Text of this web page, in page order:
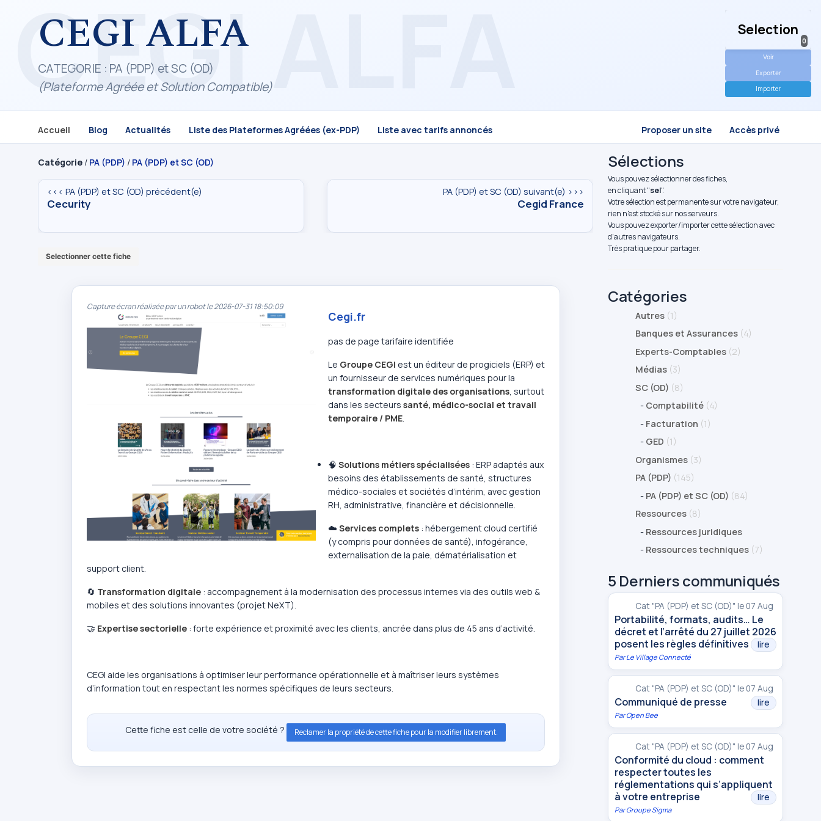
CEGI ALFA
CATEGORIE : PA (PDP) et SC (OD)
(Plateforme Agréée et Solution Compatible)
Accueil Blog Actualités Liste des Plateformes Agréées (ex-PDP) Liste avec tarifs annoncés Proposer un site Accès privé
Selection
0
Voir
Exporter
Importer
Catégorie / PA (PDP) / PA (PDP) et SC (OD)
<<< PA (PDP) et SC (OD) précédent(e)
Cecurity
PA (PDP) et SC (OD) suivant(e) >>>
Cegid France
Selectionner cette fiche
Capture écran réalisée par un robot le 2026-07-31 18:50:09
Cegi.fr
pas de page tarifaire identifiée
Le Groupe CEGI est un éditeur de progiciels (ERP) et
un fournisseur de services numériques pour la
transformation digitale des organisations, surtout
dans les secteurs santé, médico-social et travail
temporaire / PME.
🧠 Solutions métiers spécialisées: ERP adaptés aux
besoins des établissements de santé, structures
médico-sociales et sociétés d’intérim, avec gestion
RH, administrative, financière et décisionnelle.
☁️ Services complets: hébergement cloud certifié
(y compris pour données de santé), infogérance,
externalisation de la paie, dématérialisation et
support client.
🔄 Transformation digitale: accompagnement à la modernisation des processus internes via des outils web &
mobiles et des solutions innovantes (projet NeXT).
🤝 Expertise sectorielle: forte expérience et proximité avec les clients, ancrée dans plus de 45 ans d’activité.
CEGI aide les organisations à optimiser leur performance opérationnelle et à maîtriser leurs systèmes
d’information tout en respectant les normes spécifiques de leurs secteurs.
Cette fiche est celle de votre société ? Reclamer la propriété de cette fiche pour la modifier librement.
Sélections
Vous pouvez sélectionner des fiches,
en cliquant "sel".
Votre sélection est permanente sur votre navigateur,
rien n'est stocké sur nos serveurs.
Vous pouvez exporter/importer cette sélection avec
d'autres navigateurs.
Très pratique pour partager.
Catégories
Autres (1)
Banques et Assurances (4)
Experts-Comptables (2)
Médias (3)
SC (OD) (8)
- Comptabilité (4)
- Facturation (1)
- GED (1)
Organismes (3)
PA (PDP) (145)
- PA (PDP) et SC (OD) (84)
Ressources (8)
- Ressources juridiques
- Ressources techniques (7)
5 Derniers communiqués
Cat "PA (PDP) et SC (OD)" le 07 Aug
Portabilité, formats, audits… Le
décret et l’arrêté du 27 juillet 2026
posent les règles définitives
lire
ParLe Village Connecté
Cat "PA (PDP) et SC (OD)" le 07 Aug
Communiqué de presse lire
ParOpen Bee
Cat "PA (PDP) et SC (OD)" le 07 Aug
Conformité du cloud : comment
respecter toutes les
réglementations qui s’appliquent
à votre entreprise
lire
ParGroupe Sigma